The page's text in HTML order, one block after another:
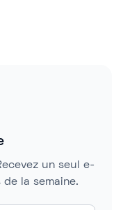
un seul e-
la semaine.